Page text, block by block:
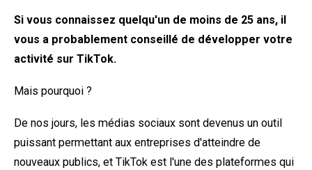
Si vous connaissez quelqu'un de moins de 25 ans, il
vous a probablement conseillé de développer votre
activité sur TikTok.
Mais pourquoi ?
De nos jours, les médias sociaux sont devenus un outil
puissant permettant aux entreprises d'atteindre de
nouveaux publics, et TikTok est l'une des plateformes qui